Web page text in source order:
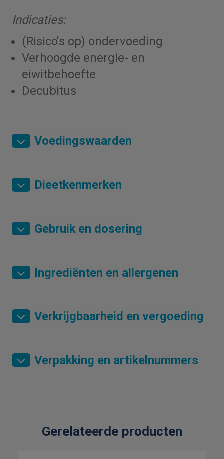
Indicaties:
(Risico's op) ondervoeding
Verhoogde energie- en
eiwitbehoefte
Decubitus
Voedingswaarden
Dieetkenmerken
Gebruik en dosering
Ingrediënten en allergenen
Verkrijgbaarheid en vergoeding
Verpakking en artikelnummers
Gerelateerde producten